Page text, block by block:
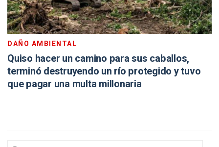
DAÑO AMBIENTAL
Quiso hacer un camino para sus caballos,
terminó destruyendo un río protegido y tuvo
que pagar una multa millonaria